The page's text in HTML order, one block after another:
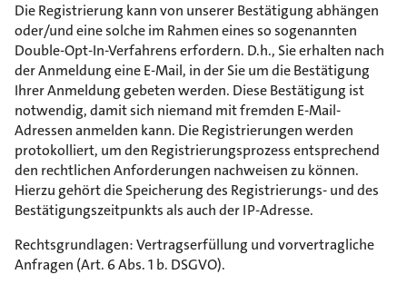
Die Registrierung kann von unserer Bestätigung abhängen
oder/und eine solche im Rahmen eines so sogenannten
Double-Opt-In-Verfahrens erfordern. D.h., Sie erhalten nach
der Anmeldung eine E-Mail, in der Sie um die Bestätigung
Ihrer Anmeldung gebeten werden. Diese Bestätigung ist
notwendig, damit sich niemand mit fremden E-Mail-
Adressen anmelden kann. Die Registrierungen werden
protokolliert, um den Registrierungsprozess entsprechend
den rechtlichen Anforderungen nachweisen zu können.
Hierzu gehört die Speicherung des Registrierungs- und des
Bestätigungszeitpunkts als auch der IP-Adresse.
Rechtsgrundlagen: Vertragserfüllung und vorvertragliche
Anfragen (Art. 6 Abs. 1 b. DSGVO).